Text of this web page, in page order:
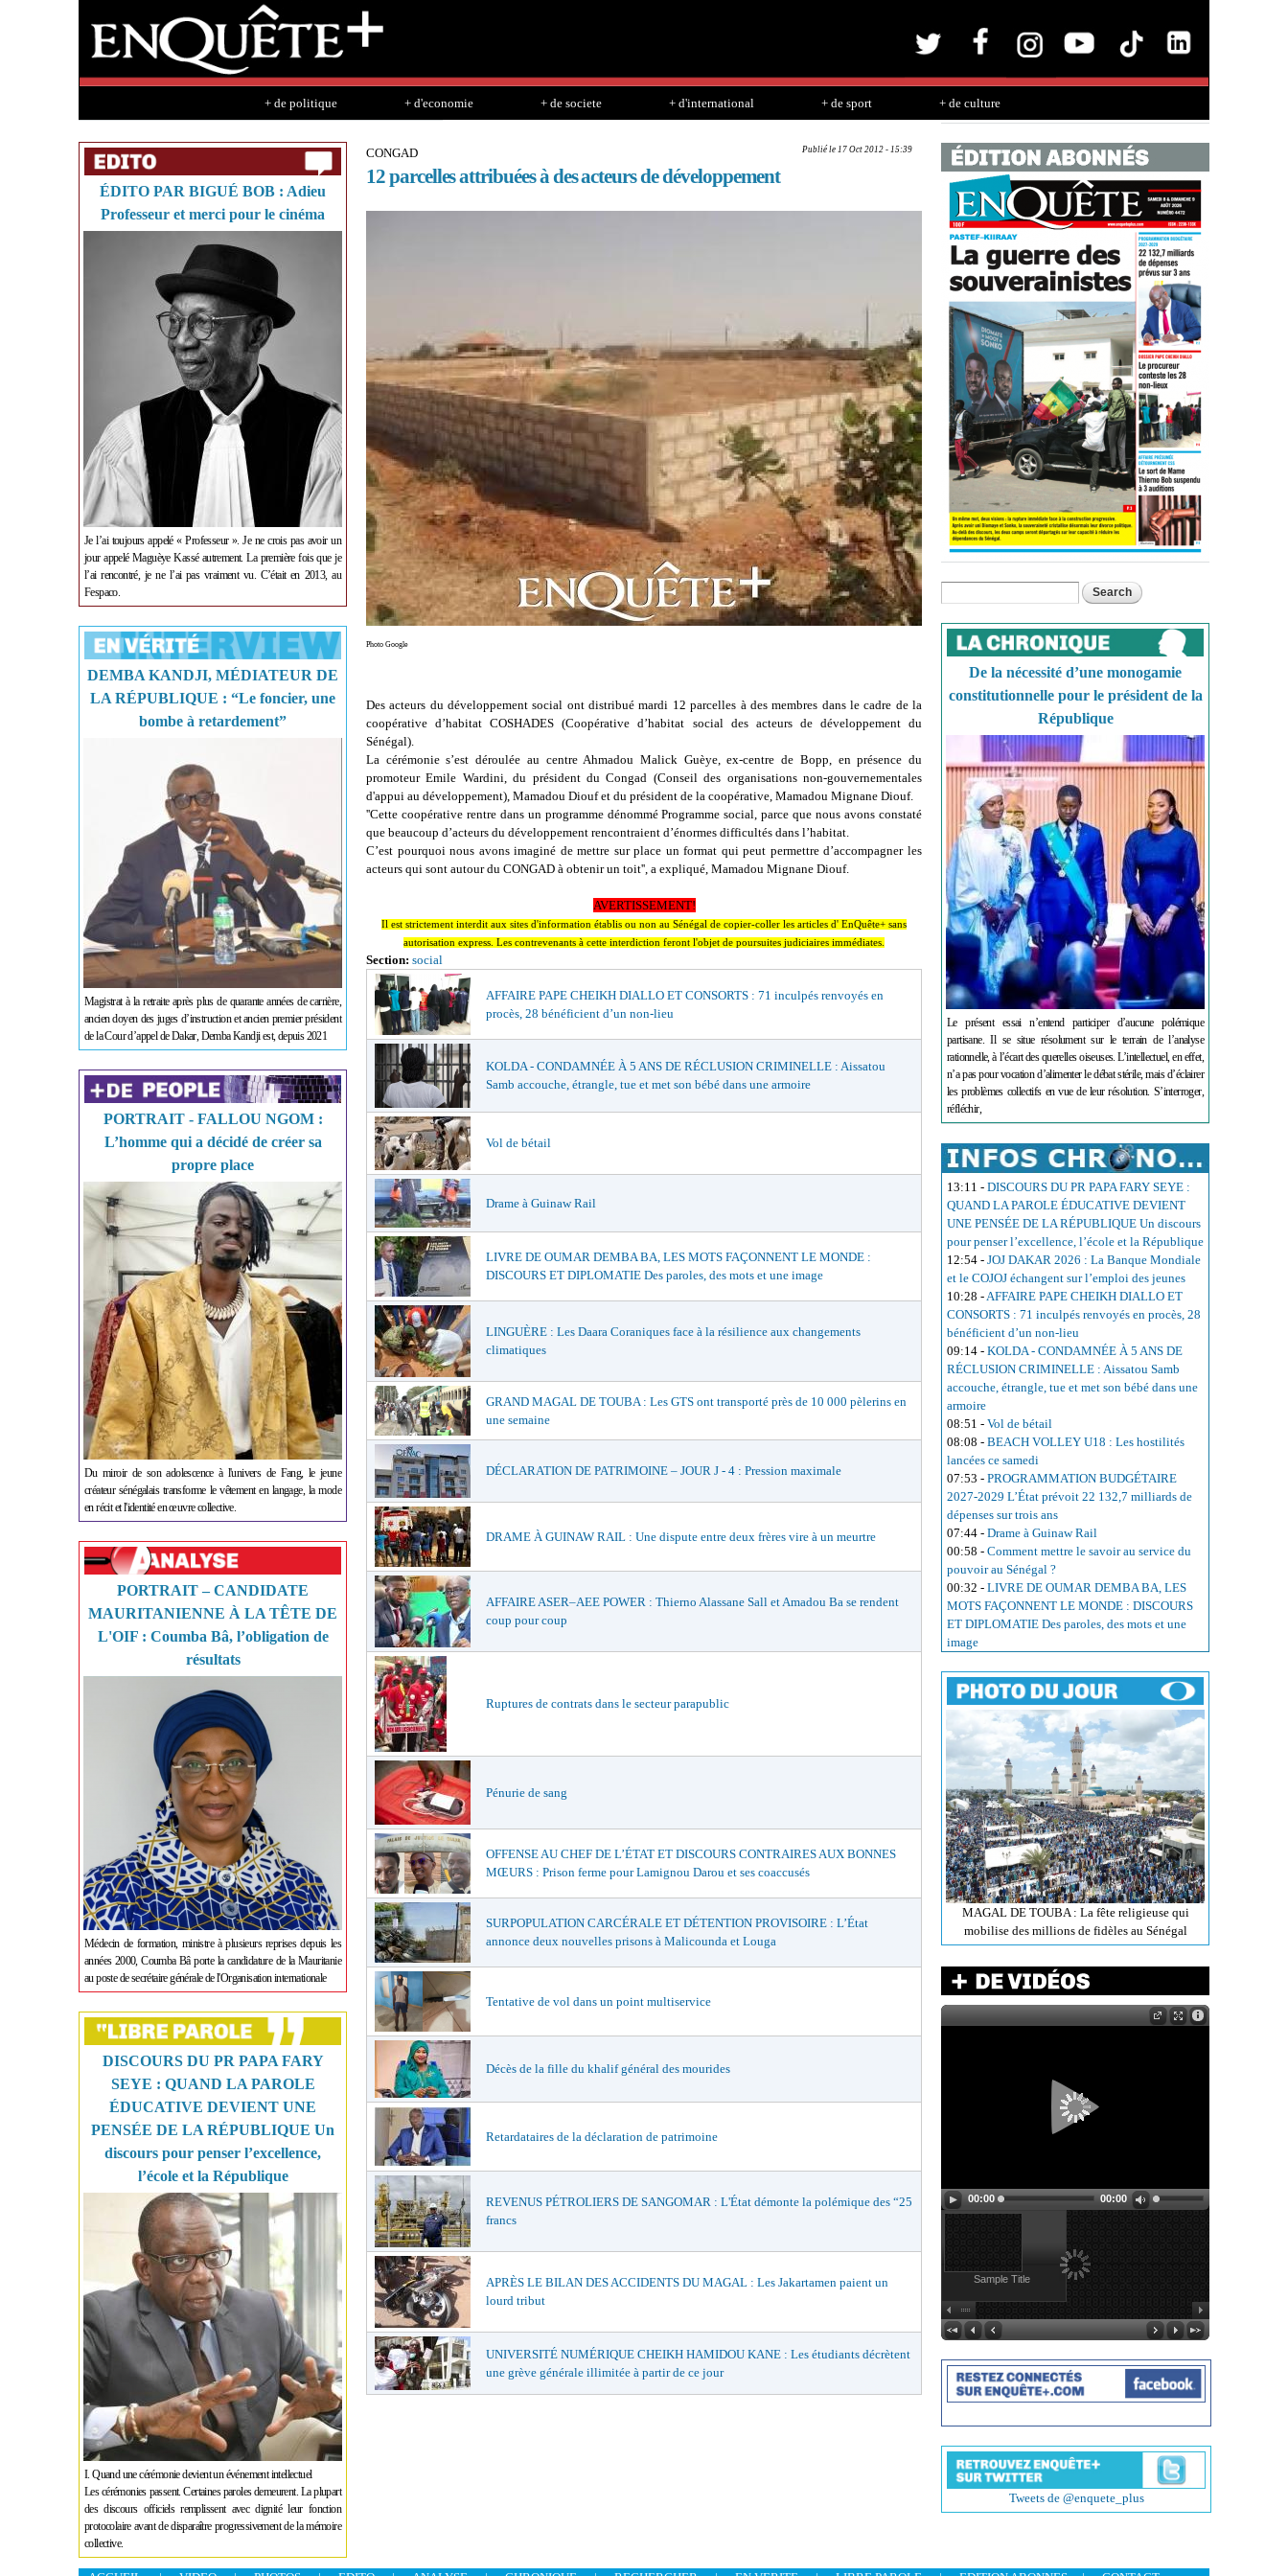
+ de politique + d'economie + de societe + d'international + de sport + de culture
ÉDITO PAR BIGUÉ BOB : Adieu
Professeur et merci pour le cinéma
Je l’ai toujours appelé « Professeur ». Je ne crois pas avoir un
jour appelé Maguèye Kassé autrement. La première fois que je
l’ai rencontré, je ne l’ai pas vraiment vu. C’était en 2013, au
Fespaco.
DEMBA KANDJI, MÉDIATEUR DE
LA RÉPUBLIQUE : “Le foncier, une
bombe à retardement”
Magistrat à la retraite après plus de quarante années de carrière,
ancien doyen des juges d’instruction et ancien premier président
de la Cour d’appel de Dakar, Demba Kandji est, depuis 2021
PORTRAIT - FALLOU NGOM :
L’homme qui a décidé de créer sa
propre place
Du miroir de son adolescence à l'univers de Fang, le jeune
créateur sénégalais transforme le vêtement en langage, la mode
en récit et l'identité en œuvre collective.
PORTRAIT – CANDIDATE
MAURITANIENNE À LA TÊTE DE
L'OIF : Coumba Bâ, l’obligation de
résultats
Médecin de formation, ministre à plusieurs reprises depuis les
années 2000, Coumba Bâ porte la candidature de la Mauritanie
au poste de secrétaire générale de l'Organisation internationale
DISCOURS DU PR PAPA FARY
SEYE : QUAND LA PAROLE
ÉDUCATIVE DEVIENT UNE
PENSÉE DE LA RÉPUBLIQUE Un
discours pour penser l’excellence,
l’école et la République
I. Quand une cérémonie devient un événement intellectuel
Les cérémonies passent. Certaines paroles demeurent. La plupart
des discours officiels remplissent avec dignité leur fonction
protocolaire avant de disparaître progressivement de la mémoire
collective.
Publié le 17 Oct 2012 - 15:39
CONGAD
12 parcelles attribuées à des acteurs de développement
Photo Google
Des acteurs du développement social ont distribué mardi 12 parcelles à des membres dans le cadre de la
coopérative d’habitat COSHADES (Coopérative d’habitat social des acteurs de développement du
Sénégal).
La cérémonie s’est déroulée au centre Ahmadou Malick Guèye, ex-centre de Bopp, en présence du
promoteur Emile Wardini, du président du Congad (Conseil des organisations non-gouvernementales
d'appui au développement), Mamadou Diouf et du président de la coopérative, Mamadou Mignane Diouf.
''Cette coopérative rentre dans un programme dénommé Programme social, parce que nous avons constaté
que beaucoup d’acteurs du développement rencontraient d’énormes difficultés dans l’habitat.
C’est pourquoi nous avons imaginé de mettre sur place un format qui peut permettre d’accompagner les
acteurs qui sont autour du CONGAD à obtenir un toit'', a expliqué, Mamadou Mignane Diouf.
AVERTISSEMENT!
Il est strictement interdit aux sites d'information établis ou non au Sénégal de copier-coller les articles d' EnQuête+ sans
autorisation express. Les contrevenants à cette interdiction feront l'objet de poursuites judiciaires immédiates.
Section: social
AFFAIRE PAPE CHEIKH DIALLO ET CONSORTS : 71 inculpés renvoyés en
procès, 28 bénéficient d’un non-lieu
KOLDA - CONDAMNÉE À 5 ANS DE RÉCLUSION CRIMINELLE : Aissatou
Samb accouche, étrangle, tue et met son bébé dans une armoire
Vol de bétail
Drame à Guinaw Rail
LIVRE DE OUMAR DEMBA BA, LES MOTS FAÇONNENT LE MONDE :
DISCOURS ET DIPLOMATIE Des paroles, des mots et une image
LINGUÈRE : Les Daara Coraniques face à la résilience aux changements
climatiques
GRAND MAGAL DE TOUBA : Les GTS ont transporté près de 10 000 pèlerins en
une semaine
DÉCLARATION DE PATRIMOINE – JOUR J - 4 : Pression maximale
DRAME À GUINAW RAIL : Une dispute entre deux frères vire à un meurtre
AFFAIRE ASER–AEE POWER : Thierno Alassane Sall et Amadou Ba se rendent
coup pour coup
Ruptures de contrats dans le secteur parapublic
Pénurie de sang
OFFENSE AU CHEF DE L’ÉTAT ET DISCOURS CONTRAIRES AUX BONNES
MŒURS : Prison ferme pour Lamignou Darou et ses coaccusés
SURPOPULATION CARCÉRALE ET DÉTENTION PROVISOIRE : L’État
annonce deux nouvelles prisons à Malicounda et Louga
Tentative de vol dans un point multiservice
Décès de la fille du khalif général des mourides
Retardataires de la déclaration de patrimoine
REVENUS PÉTROLIERS DE SANGOMAR : L'État démonte la polémique des “25
francs
APRÈS LE BILAN DES ACCIDENTS DU MAGAL : Les Jakartamen paient un
lourd tribut
UNIVERSITÉ NUMÉRIQUE CHEIKH HAMIDOU KANE : Les étudiants décrètent
une grève générale illimitée à partir de ce jour
Search form
De la nécessité d’une monogamie
constitutionnelle pour le président de la
République
Le présent essai n’entend participer d’aucune polémique
partisane. Il se situe résolument sur le terrain de l’analyse
rationnelle, à l’écart des querelles oiseuses. L’intellectuel, en effet,
n’a pas pour vocation d’alimenter le débat stérile, mais d’éclairer
les problèmes collectifs en vue de leur résolution. S’interroger,
réfléchir,
13:11 - DISCOURS DU PR PAPA FARY SEYE :
QUAND LA PAROLE ÉDUCATIVE DEVIENT
UNE PENSÉE DE LA RÉPUBLIQUE Un discours
pour penser l’excellence, l’école et la République
12:54 - JOJ DAKAR 2026 : La Banque Mondiale
et le COJOJ échangent sur l’emploi des jeunes
10:28 -AFFAIRE PAPE CHEIKH DIALLO ET
CONSORTS : 71 inculpés renvoyés en procès, 28
bénéficient d’un non-lieu
09:14 - KOLDA - CONDAMNÉE À 5 ANS DE
RÉCLUSION CRIMINELLE : Aissatou Samb
accouche, étrangle, tue et met son bébé dans une
armoire
08:51 - Vol de bétail
08:08 - BEACH VOLLEY U18 : Les hostilités
lancées ce samedi
07:53 - PROGRAMMATION BUDGÉTAIRE
2027-2029 L’État prévoit 22 132,7 milliards de
dépenses sur trois ans
07:44 - Drame à Guinaw Rail
00:58 - Comment mettre le savoir au service du
pouvoir au Sénégal ?
00:32 - LIVRE DE OUMAR DEMBA BA, LES
MOTS FAÇONNENT LE MONDE : DISCOURS
ET DIPLOMATIE Des paroles, des mots et une
image
MAGAL DE TOUBA : La fête religieuse qui
mobilise des millions de fidèles au Sénégal
00:00 00:00
Sample Title
Tweets de @enquete_plus